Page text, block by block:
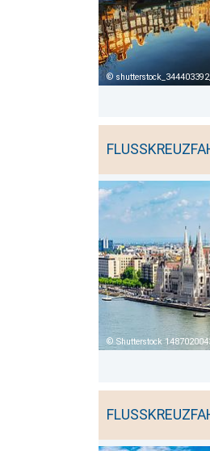
shutterstock_344403392_
Shutterstock